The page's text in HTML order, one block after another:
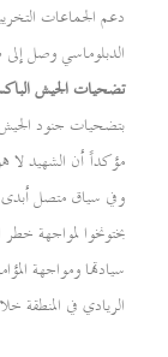
دعم الجماعات
الدبلوماسي وصل
تضحيات الجيش
بتضحيات جنود الجيش
مؤكداً أن الشهيد
وفي سياق متصل أبدى
بختونخوا لمواجهة
سيادتها ومواجهة
الريادي في المنطقة